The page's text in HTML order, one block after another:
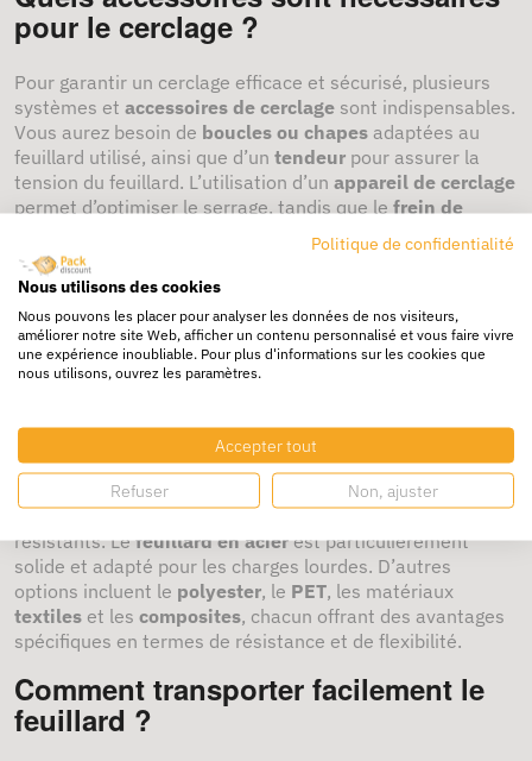
pour le cerclage ?
Pour garantir un cerclage efficace et sécurisé, plusieurs
systèmes et accessoires de cerclage sont indispensables.
Vous aurez besoin de boucles ou chapes adaptées au
feuillard utilisé, ainsi que d’un tendeur pour assurer la
tension du feuillard. L’utilisation d’un appareil de cerclage
permet d’optimiser le serrage, tandis que le frein de
feuillard. Pour une manipulation pratique, desrouleauxou
undisquepeuvent être utilisés pour éviter
l’entrelacement du feuillard.
Quels matériaux sont utilisés pour
les feuillards ?
Les
sont fabriqués à partir de divers matériaux
en fonction de l’application. On distingue principalement le
feuillard en plastique
feuillard métallique, ainsi que
lefeuillard polypropylène noir, qui sont légers et
résistants. Lefeuillard en acierest particulièrement
solide et adapté pour les charges lourdes. D’autres
options incluent le polyester, le PET, les matériaux
textiles et les composites, chacun offrant des avantages
spécifiques en termes de résistance et de flexibilité.
Comment transporter facilement le
feuillard ?
Politique de confidentialité
Nous utilisons des cookies
Nous pouvons les placer pour analyser les données de nos visiteurs,
améliorer notre site Web, afficher un contenu personnalisé et vous faire vivre
une expérience inoubliable. Pour plus d'informations sur les cookies que
nous utilisons, ouvrez les paramètres.
Accepter tout
Refuser Non, ajuster